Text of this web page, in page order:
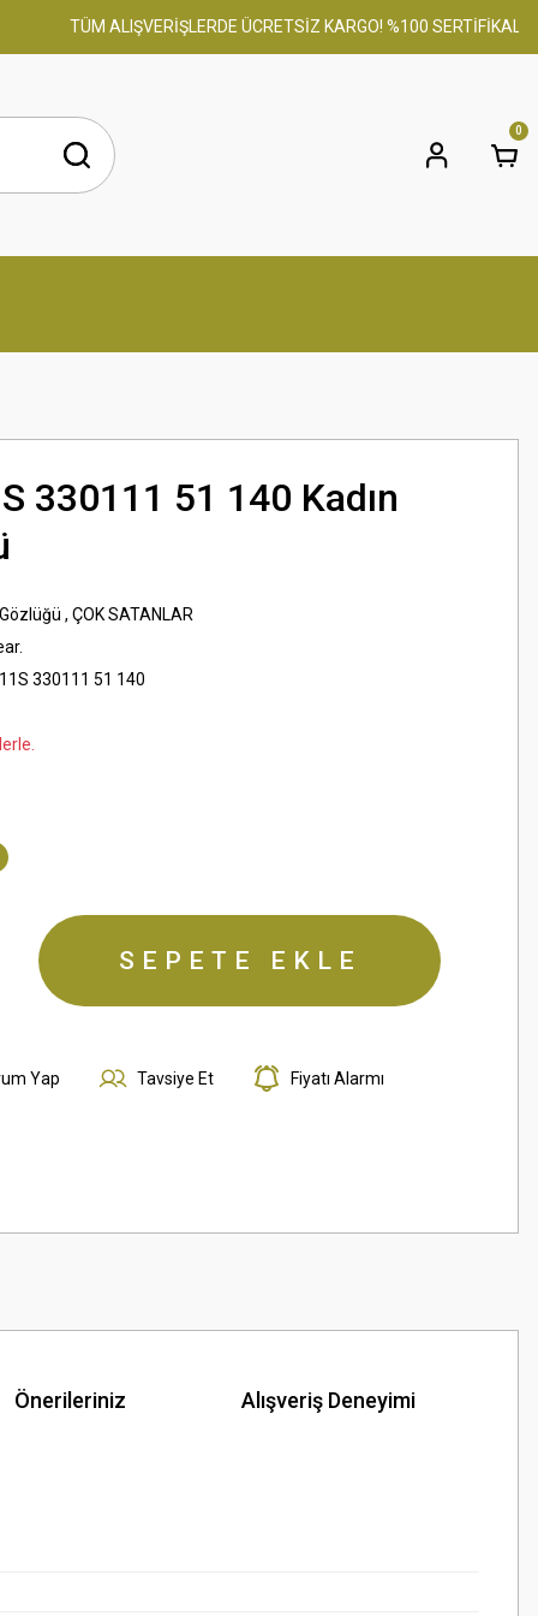
TÜM ALIŞVERİŞLERDE ÜCRETSİZ KARGO! %100 SERTİFİKALI
0
330111 51 140 Kadın
, ÇOK SATANLAR
330111 51 140
SEPETE EKLE
Yap Tavsiye Et Fiyatı Alarmı
Önerileriniz Alışveriş Deneyimi